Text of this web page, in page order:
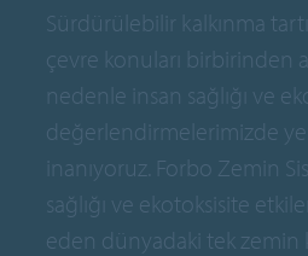
Sürdürülebilir kalkınma
çevre konuları birbirinden
nedenle insan sağlığı ve
değerlendirmelerimizde
inanıyoruz. Forbo Zemin
sağlığı ve ekotoksisite
eden dünyadaki tek zemin